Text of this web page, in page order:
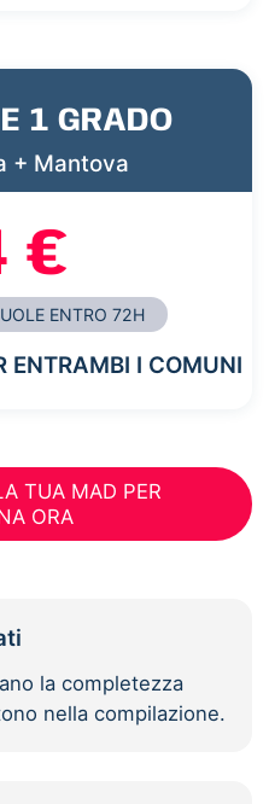
1 GRADO
+ Mantova
€
ENTRO 72H
ENTRAMBI I COMUNI
TUA MAD PER
ORA
la completezza
nella compilazione.